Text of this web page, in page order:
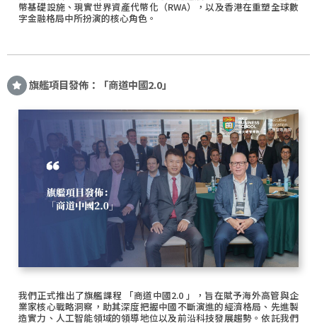
幣基礎設施、現實世界資產代幣化（RWA），以及香港在重塑全球數
字金融格局中所扮演的核心角色。
旗艦項目發佈：「商道中國2.0」
我們正式推出了旗艦課程 「商道中國2.0 」，旨在賦予海外高管與企
業家核心戰略洞察，助其深度把握中國不斷演進的經濟格局、先進製
造實力、人工智能領域的領導地位以及前沿科技發展趨勢。依託我們